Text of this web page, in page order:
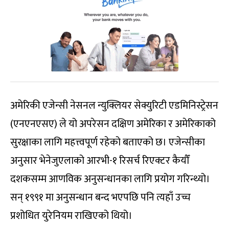
अमेरिकी एजेन्सी नेसनल न्युक्लियर सेक्युरिटी एडमिनिस्ट्रेसन
(एनएनएसए) ले यो अपरेसन दक्षिण अमेरिका र अमेरिकाको
सुरक्षाका लागि महत्त्वपूर्ण रहेको बताएको छ। एजेन्सीका
अनुसार भेनेजुएलाको आरभी-१ रिसर्च रिएक्टर कैयौँ
दशकसम्म आणविक अनुसन्धानका लागि प्रयोग गरिन्थ्यो।
सन् १९९१ मा अनुसन्धान बन्द भएपछि पनि त्यहाँ उच्च
प्रशोधित युरेनियम राखिएको थियो।